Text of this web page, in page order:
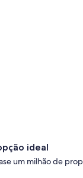
ideal
um milhão de